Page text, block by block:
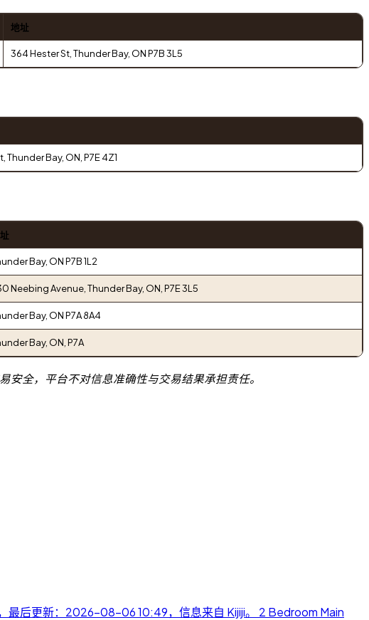
地址
364 Hester St, Thunder Bay, ON P7B 3L5
Thunder Bay, ON, P7E 4Z1
Bay, ON P7B 1L2
Neebing Avenue, Thunder Bay, ON, P7E 3L5
Bay, ON P7A 8A4
Bay, ON, P7A
全，平台不对信息准确性与交易结果承担责任。
最后更新：2026-08-06 10:49，信息来自 Kijiji。 2 Bedroom Main